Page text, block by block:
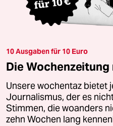
10 Ausgaben für 10 Euro
Die
Unsere wochentaz bietet
Journalismus, der es
Stimmen, die woanders
zehn Wochen lang